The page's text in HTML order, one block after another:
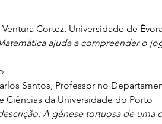
Cortez, Universidade de
ajuda a compreender o
Santos, Professor no
Ciências da Universidade do Porto
A génese tortuosa de uma